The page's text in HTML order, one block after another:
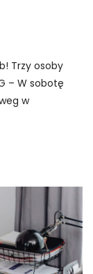
Trzy osoby
– W sobotę
w